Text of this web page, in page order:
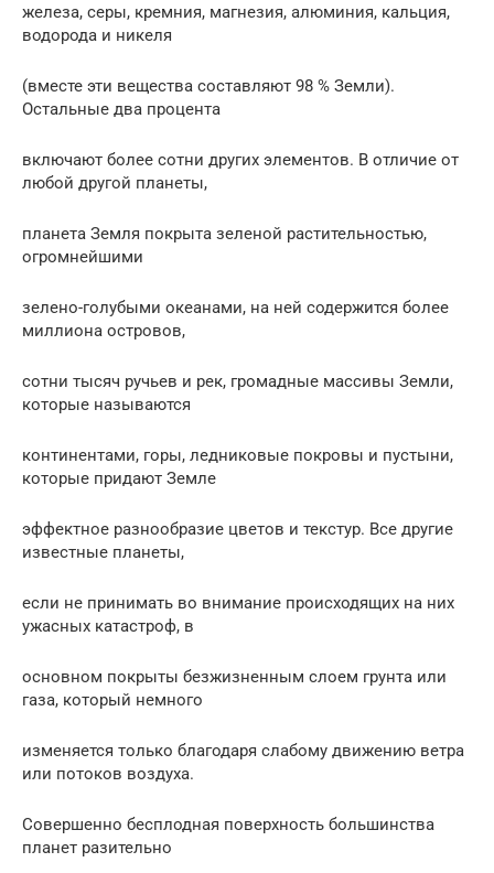
железа, серы, кремния, магнезия, алюминия, кальция,
водорода и никеля
(вместе эти вещества составляют 98 % Земли).
Остальные два процента
включают более сотни других элементов. В отличие от
любой другой планеты,
планета Земля покрыта зеленой растительностью,
огромнейшими
зелено-голубыми океанами, на ней содержится более
миллиона островов,
сотни тысяч ручьев и рек, громадные массивы Земли,
которые называются
континентами, горы, ледниковые покровы и пустыни,
которые придают Земле
эффектное разнообразие цветов и текстур. Все другие
известные планеты,
если не принимать во внимание происходящих на них
ужасных катастроф, в
основном покрыты безжизненным слоем грунта или
газа, который немного
изменяется только благодаря слабому движению ветра
или потоков воздуха.
Совершенно бесплодная поверхность большинства
планет разительно